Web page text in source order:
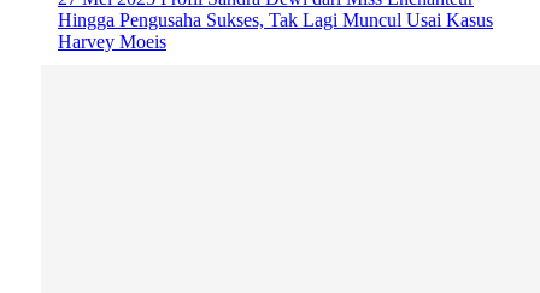
Hingga Pengusaha Sukses, Tak Lagi Muncul Usai Kasus
Harvey Moeis